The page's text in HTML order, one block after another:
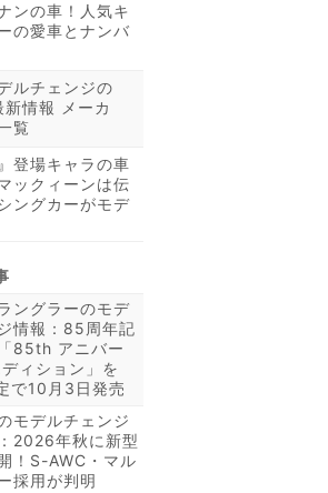
ンの車！人気キ
の愛車とナンバ
ルチェンジの
情報 メーカ
覧
登場キャラの車
ックィーンは伝
ングカーがモデ
ングラーのモデ
情報：85周年記
85th アニバー
ィション」を
で10月3日発売
モデルチェンジ
2026年秋に新型
！S-AWC・マル
採用が判明